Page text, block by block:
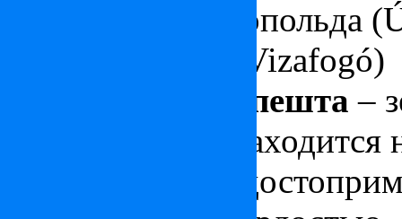
Новый город Леопольда
Белужья дамба (Vizafogó)
XIV район Будапешта –
Будапешта. Он находится
Основными его